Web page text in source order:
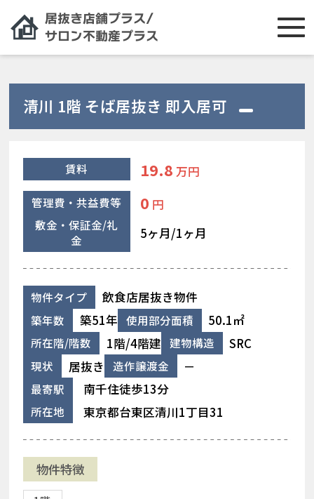
清川 1階 そば居抜き 即入居可
賃料 19.8 万円
管理費・共益費等 0 円
敷金・保証金/礼
金
5ヶ月/1ヶ月
物件タイプ 飲食店居抜き物件
築年数 築51年 使用部分面積 50.1㎡
所在階/階数 1階/4階建 建物構造 SRC
現状 居抜き 造作譲渡金 －
最寄駅 南千住徒歩13分
所在地 東京都台東区清川1丁目31
物件特徴